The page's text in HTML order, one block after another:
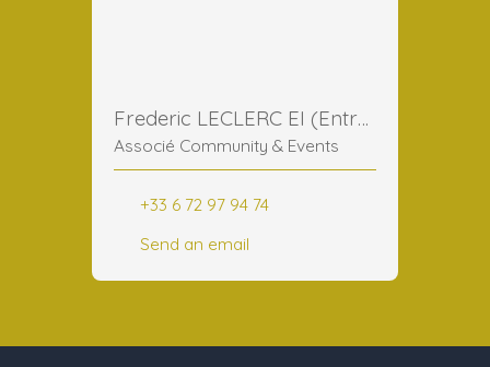
Frederic LECLERC EI (Entreprise Individuelle)
Associé Community & Events
+33 6 72 97 94 74
Send an email